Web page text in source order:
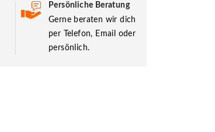
Persönliche Beratung
Gerne beraten wir dich
per Telefon, Email oder
persönlich.